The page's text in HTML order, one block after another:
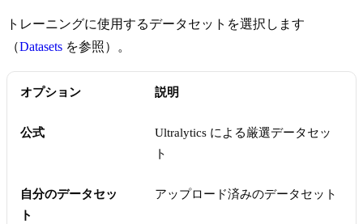
トレーニングに使用するデータセットを選択します
（Datasets を参照）。
オプション 説明
公式
Ultralytics による厳選データセッ
ト
自分のデータセッ
ト
アップロード済みのデータセット